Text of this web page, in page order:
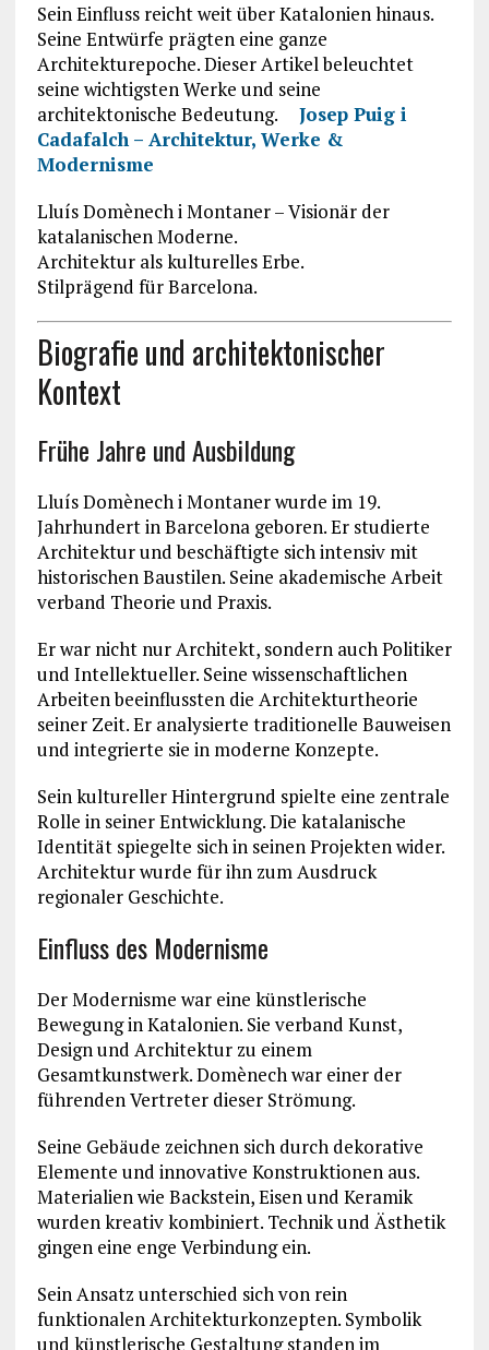
Sein Einfluss reicht weit über Katalonien hinaus.
Seine Entwürfe prägten eine ganze
Architekturepoche. Dieser Artikel beleuchtet
seine wichtigsten Werke und seine
architektonische Bedeutung. Josep Puig i
Cadafalch – Architektur, Werke &
Modernisme
Lluís Domènech i Montaner – Visionär der
katalanischen Moderne.
Architektur als kulturelles Erbe.
Stilprägend für Barcelona.
Biografie und architektonischer
Kontext
Frühe Jahre und Ausbildung
Lluís Domènech i Montaner wurde im 19.
Jahrhundert in Barcelona geboren. Er studierte
Architektur und beschäftigte sich intensiv mit
historischen Baustilen. Seine akademische Arbeit
verband Theorie und Praxis.
Er war nicht nur Architekt, sondern auch Politiker
und Intellektueller. Seine wissenschaftlichen
Arbeiten beeinflussten die Architekturtheorie
seiner Zeit. Er analysierte traditionelle Bauweisen
und integrierte sie in moderne Konzepte.
Sein kultureller Hintergrund spielte eine zentrale
Rolle in seiner Entwicklung. Die katalanische
Identität spiegelte sich in seinen Projekten wider.
Architektur wurde für ihn zum Ausdruck
regionaler Geschichte.
Einfluss des Modernisme
Der Modernisme war eine künstlerische
Bewegung in Katalonien. Sie verband Kunst,
Design und Architektur zu einem
Gesamtkunstwerk. Domènech war einer der
führenden Vertreter dieser Strömung.
Seine Gebäude zeichnen sich durch dekorative
Elemente und innovative Konstruktionen aus.
Materialien wie Backstein, Eisen und Keramik
wurden kreativ kombiniert. Technik und Ästhetik
gingen eine enge Verbindung ein.
Sein Ansatz unterschied sich von rein
funktionalen Architekturkonzepten. Symbolik
und künstlerische Gestaltung standen im